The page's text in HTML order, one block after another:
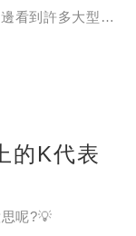
所舉辦的比賽高
，台灣可說是全
看到許多大型風
怕冷🥶️喔!
園海拔很高，會
的K代表
呢?💡